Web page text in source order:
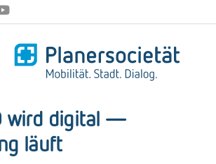
wird digital —
läuft